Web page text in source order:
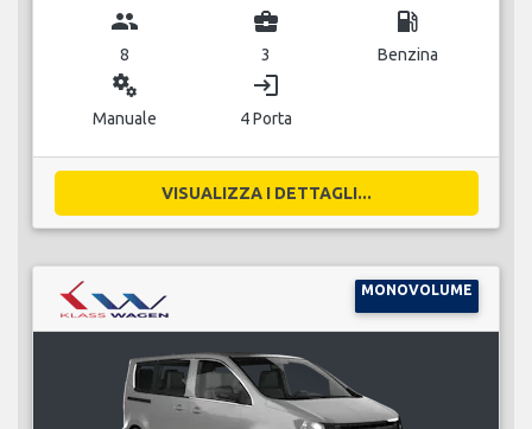
group
8
business_center
3
local_gas_station
Benzina
miscellaneous_services
Manuale
login
4 Porta
VISUALIZZA I DETTAGLI...
MONOVOLUME